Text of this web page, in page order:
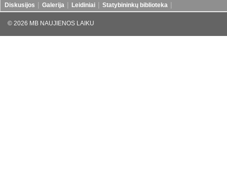
Diskusijos
Galerija Leidiniai Statybininkų biblioteka
© 2026 MB NAUJIENOS LAIKU